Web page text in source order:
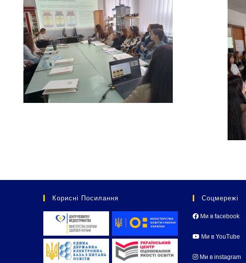
Корисні Посилання Соцмережі
Ми в facebook
Ми в YouTube
Ми в instagram